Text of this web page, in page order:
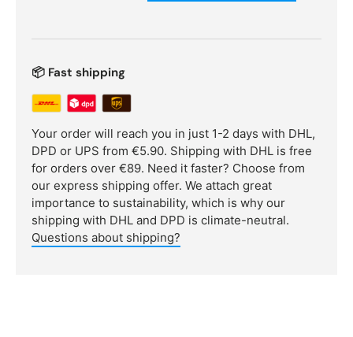
📦 Fast shipping
Your order will reach you in just 1-2 days with DHL,
DPD or UPS from €5.90. Shipping with DHL is free
for orders over €89. Need it faster? Choose from
our express shipping offer. We attach great
importance to sustainability, which is why our
shipping with DHL and DPD is climate-neutral.
Questions about shipping?